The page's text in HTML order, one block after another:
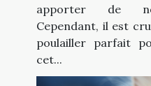
apporter de
Cependant, il est
poulailler parfait
cet...